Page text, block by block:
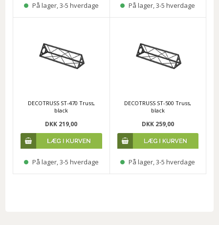
På lager, 3-5 hverdage På lager, 3-5 hverdage
DECOTRUSS ST-470 Truss,
black
DKK 219,00
På lager, 3-5 hverdage
DECOTRUSS ST-500 Truss,
black
DKK 259,00
På lager, 3-5 hverdage